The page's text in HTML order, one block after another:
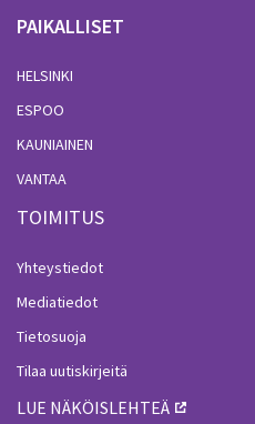
PAIKALLISET
HELSINKI
ESPOO
KAUNIAINEN
VANTAA
TOIMITUS
Yhteystiedot
Mediatiedot
Tietosuoja
Tilaa uutiskirjeitä
LUE NÄKÖISLEHTEÄ